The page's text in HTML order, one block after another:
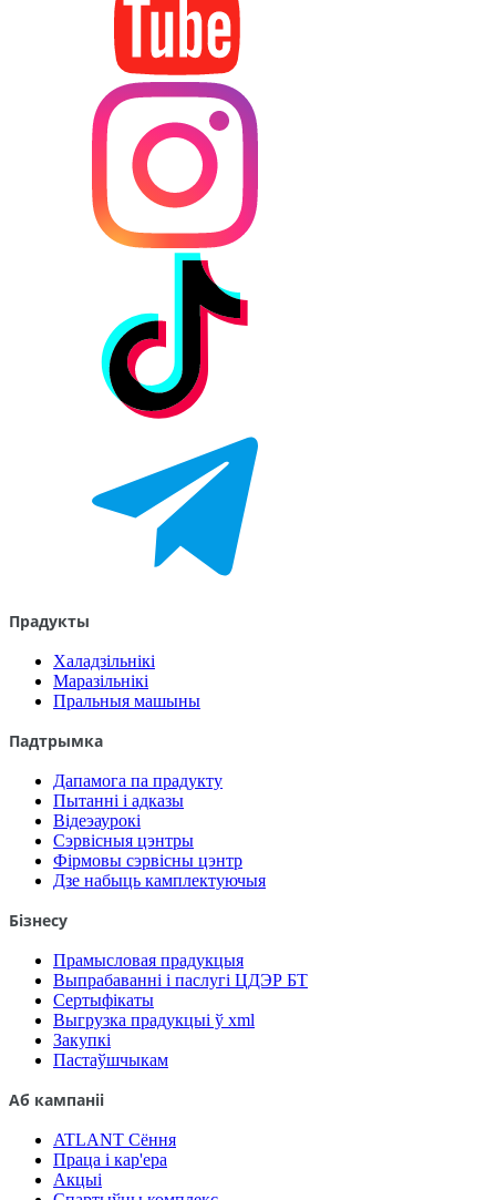
Прадукты
Халадзільнікі
Маразільнікі
Пральныя машыны
Падтрымка
Дапамога па прадукту
Пытанні і адказы
Відеэаурокі
Сэрвісныя цэнтры
Фірмовы сэрвісны цэнтр
Дзе набыць камплектуючыя
Бізнесу
Прамысловая прадукцыя
Выпрабаванні і паслугі ЦДЭР БТ
Сертыфікаты
Выгрузка прадукцыі ў xml
Закупкі
Пастаўшчыкам
Аб кампаніі
ATLANT Сёння
Праца і кар'ера
Акцыі